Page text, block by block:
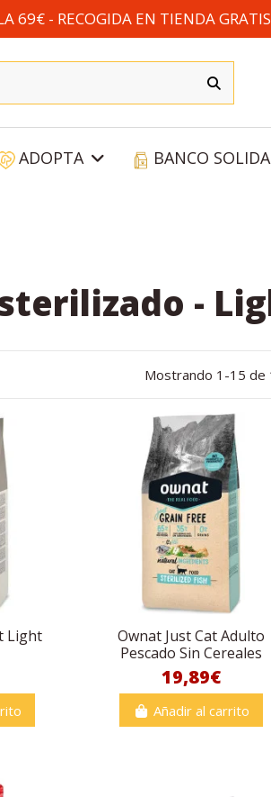
69€ - RECOGIDA EN TIENDA
ADOPTA BANCO
-
Mostrando 1-15 de
Light
Ownat Just Cat Adulto
Pescado Sin Cereales
19,89€
Añadir al carrito